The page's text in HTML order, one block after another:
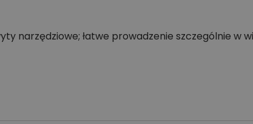
narzędziowe; łatwe prowadzenie szczególnie w